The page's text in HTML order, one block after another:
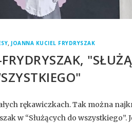
, JOANNA KUCIEL FRYDRYSZAK
rękawiczkach. Tak można
w “Służących do wszystkiego”.